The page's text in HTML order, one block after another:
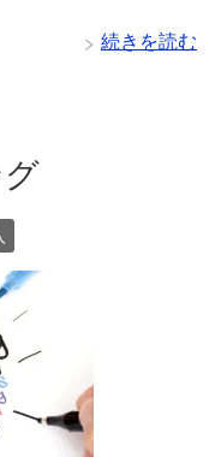
続きを読む